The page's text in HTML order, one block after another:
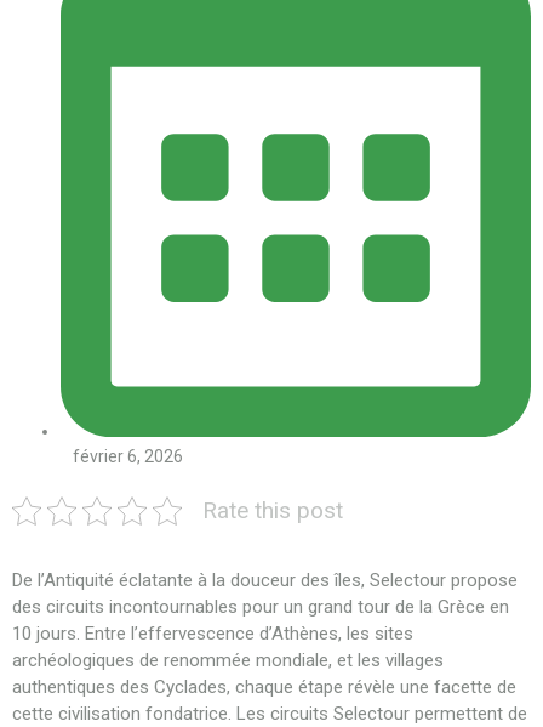
février 6, 2026
Rate this post
De l’Antiquité éclatante à la douceur des îles, Selectour propose
des circuits incontournables pour un grand tour de la Grèce en
10 jours. Entre l’effervescence d’Athènes, les sites
archéologiques de renommée mondiale, et les villages
authentiques des Cyclades, chaque étape révèle une facette de
cette civilisation fondatrice. Les circuits Selectour permettent de